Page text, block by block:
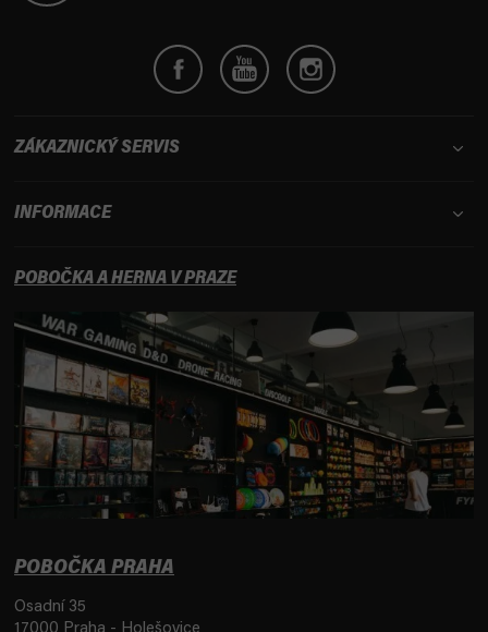
ZÁKAZNICKÝ SERVIS
INFORMACE
POBOČKA A HERNA V PRAZE
POBOČKA PRAHA
Osadní 35